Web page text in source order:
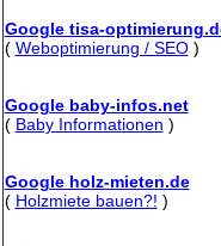
Google tisa-
( Weboptimierung / SEO)
Google baby-infos.net
( Baby Informationen )
Google holz-mieten.de
( Holzmiete bauen?! )